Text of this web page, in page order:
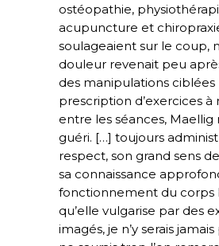
ostéopathie,
acupuncture et
soulageaient sur le coup,
douleur revenait peu
des manipulations ciblées
prescription d’exercices
entre les séances, Maellig
guéri. […] toujours
respect, son grand sens
sa connaissance
fonctionnement du corps
qu’elle vulgarise par des
imagés, je n’y serais